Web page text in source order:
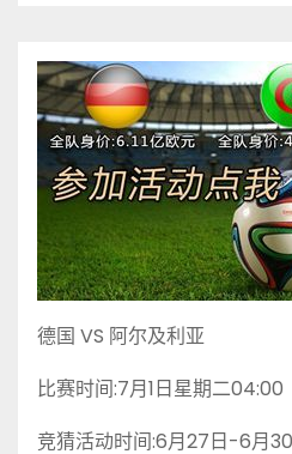
德国 VS 阿尔及利亚
比赛时间:7月1日星期二04:00
竞猜活动时间:6月27日-6月